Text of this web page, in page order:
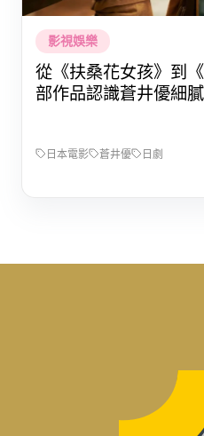
影視娛樂
從《扶桑花女孩》到
部作品認識蒼井優細
日本電影 蒼井優 日劇